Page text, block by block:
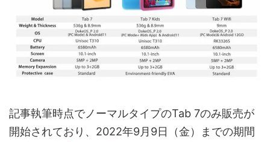
記事執筆時点でノーマルタイプのTab 7のみ販売が
開始されており、2022年9月9日（金）までの期間